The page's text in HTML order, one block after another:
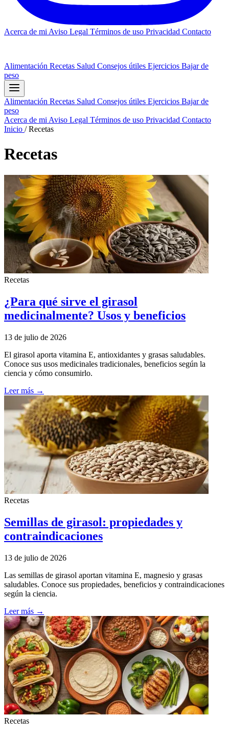
Acerca de mi Aviso Legal Términos de uso Privacidad Contacto
Alimentación Recetas Salud Consejos útiles Ejercicios Bajar de
peso
Alimentación Recetas Salud Consejos útiles Ejercicios Bajar de
peso
Acerca de mi Aviso Legal Términos de uso Privacidad Contacto
Inicio / Recetas
Recetas
Recetas
¿Para qué sirve el girasol
medicinalmente? Usos y beneficios
13 de julio de 2026
El girasol aporta vitamina E, antioxidantes y grasas saludables.
Conoce sus usos medicinales tradicionales, beneficios según la
ciencia y cómo consumirlo.
Leer más →
Recetas
Semillas de girasol: propiedades y
contraindicaciones
13 de julio de 2026
Las semillas de girasol aportan vitamina E, magnesio y grasas
saludables. Conoce sus propiedades, beneficios y contraindicaciones
según la ciencia.
Leer más →
Recetas